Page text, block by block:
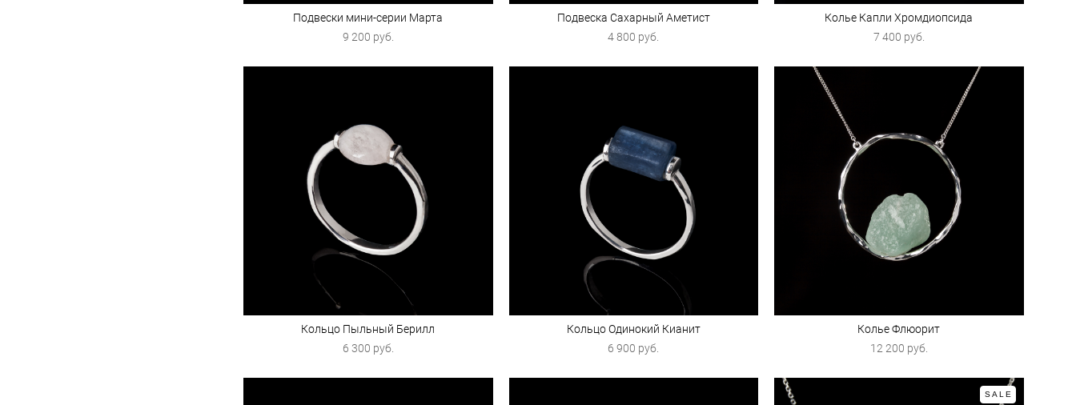
Подвески мини-серии Марта
9 200 pуб.
Подвеска Сахарный Аметист
4 800 pуб.
Колье Капли Хромдиопсида
7 400 pуб.
Кольцо Пыльный Берилл
6 300 pуб.
Кольцо Одинокий Кианит
6 900 pуб.
Колье Флюорит
12 200 pуб.
SALE